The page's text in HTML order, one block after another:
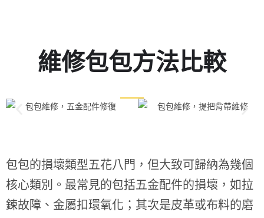
維修包包方法比較
包包的損壞類型五花八門，但大致可歸納為幾個
核心類別。最常見的包括五金配件的損壞，如拉
鍊故障、金屬扣環氧化；其次是皮革或布料的磨